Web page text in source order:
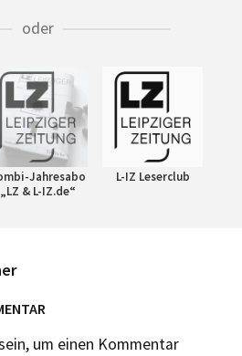
oder
Jahresabo
„LZ & L-IZ.de“
L-IZ Leserclub
um einen Kommentar